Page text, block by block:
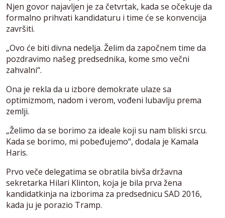
Njen govor najavljen je za četvrtak, kada se očekuje da
formalno prihvati kandidaturu i time će se konvencija
završiti.
„Ovo će biti divna nedelja. Želim da započnem time da
pozdravimo našeg predsednika, kome smo večni
zahvalni“.
Ona je rekla da u izbore demokrate ulaze sa
optimizmom, nadom i verom, vođeni lubavlju prema
zemlji.
„Želimo da se borimo za ideale koji su nam bliski srcu.
Kada se borimo, mi pobeđujemo“, dodala je Kamala
Haris.
Prvo veče delegatima se obratila bivša državna
sekretarka Hilari Klinton, koja je bila prva žena
kandidatkinja na izborima za predsednicu SAD 2016,
kada ju je porazio Tramp.